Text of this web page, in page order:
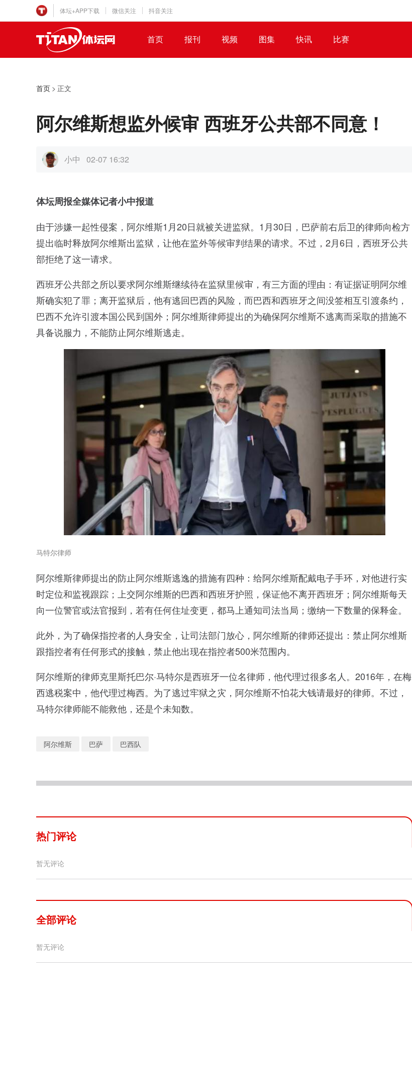
体坛+APP下载 微信关注 抖音关注
首页 报刊 视频 图集 快讯 比赛
首页 > 正文
阿尔维斯想监外候审 西班牙公共部不同意！
小中 02-07 16:32
体坛周报全媒体记者小中报道
由于涉嫌一起性侵案，阿尔维斯1月20日就被关进监狱。1月30日，巴萨前右后卫的律师向检方
提出临时释放阿尔维斯出监狱，让他在监外等候审判结果的请求。不过，2月6日，西班牙公共
部拒绝了这一请求。
西班牙公共部之所以要求阿尔维斯继续待在监狱里候审，有三方面的理由：有证据证明阿尔维
斯确实犯了罪；离开监狱后，他有逃回巴西的风险，而巴西和西班牙之间没签相互引渡条约，
巴西不允许引渡本国公民到国外；阿尔维斯律师提出的为确保阿尔维斯不逃离而采取的措施不
具备说服力，不能防止阿尔维斯逃走。
马特尔律师
阿尔维斯律师提出的防止阿尔维斯逃逸的措施有四种：给阿尔维斯配戴电子手环，对他进行实
时定位和监视跟踪；上交阿尔维斯的巴西和西班牙护照，保证他不离开西班牙；阿尔维斯每天
向一位警官或法官报到，若有任何住址变更，都马上通知司法当局；缴纳一下数量的保释金。
此外，为了确保指控者的人身安全，让司法部门放心，阿尔维斯的律师还提出：禁止阿尔维斯
跟指控者有任何形式的接触，禁止他出现在指控者500米范围内。
阿尔维斯的律师克里斯托巴尔·马特尔是西班牙一位名律师，他代理过很多名人。2016年，在梅
西逃税案中，他代理过梅西。为了逃过牢狱之灾，阿尔维斯不怕花大钱请最好的律师。不过，
马特尔律师能不能救他，还是个未知数。
阿尔维斯 巴萨 巴西队
热门评论
暂无评论
全部评论
暂无评论